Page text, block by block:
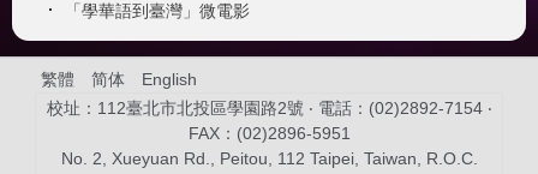
「學華語到臺灣」微電影
繁體 简体
English
校址：112臺北市北投區學園路2號 ‧ 電話：(02)2892-7154 ‧
FAX：(02)2896-5951
No. 2, Xueyuan Rd., Peitou, 112 Taipei, Taiwan, R.O.C.